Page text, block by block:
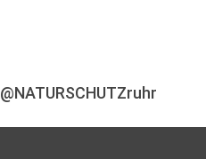
@NATURSCHUTZruhr